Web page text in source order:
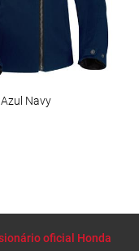
Azul Navy
oficial Honda